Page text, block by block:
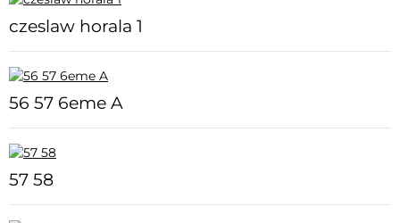
czeslaw horala 1
56 57 6eme A
57 58